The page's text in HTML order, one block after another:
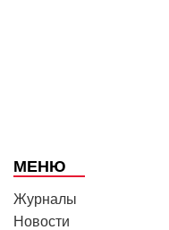
МЕНЮ
Журналы
Новости